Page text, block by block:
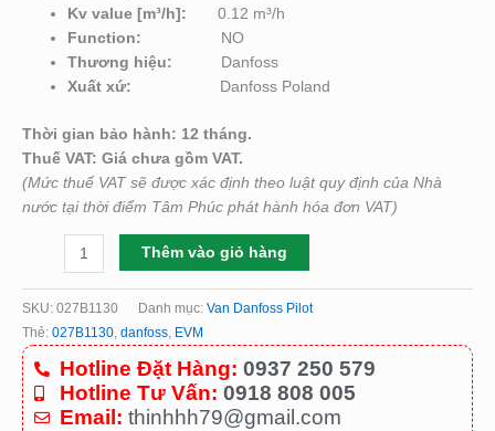
Kv value [m³/h]:
0.12 m³/h
Function:
NO
Thương hiệu:
Danfoss
Xuất xứ:
Danfoss Poland
Thời gian bảo hành: 12 tháng.
Thuế VAT: Giá chưa gồm VAT.
(Mức thuế VAT sẽ được xác định theo luật quy định của Nhà
nước tại thời điểm Tâm Phúc phát hành hóa đơn VAT)
Thêm vào giỏ hàng
SKU: 027B1130 Danh mục: Van Danfoss Pilot
Thẻ: 027B1130, danfoss, EVM
Hotline Đặt Hàng: 0937 250 579
Hotline Tư Vấn: 0918 808 005
Email: thinhhh79@gmail.com